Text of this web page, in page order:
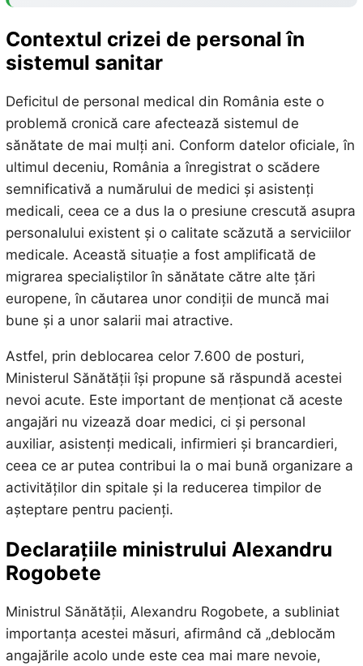
Contextul crizei de personal în
sistemul sanitar
Deficitul de personal medical din România este o
problemă cronică care afectează sistemul de
sănătate de mai mulți ani. Conform datelor oficiale, în
ultimul deceniu, România a înregistrat o scădere
semnificativă a numărului de medici și asistenți
medicali, ceea ce a dus la o presiune crescută asupra
personalului existent și o calitate scăzută a serviciilor
medicale. Această situație a fost amplificată de
migrarea specialiștilor în sănătate către alte țări
europene, în căutarea unor condiții de muncă mai
bune și a unor salarii mai atractive.
Astfel, prin deblocarea celor 7.600 de posturi,
Ministerul Sănătății își propune să răspundă acestei
nevoi acute. Este important de menționat că aceste
angajări nu vizează doar medici, ci și personal
auxiliar, asistenți medicali, infirmieri și brancardieri,
ceea ce ar putea contribui la o mai bună organizare a
activităților din spitale și la reducerea timpilor de
așteptare pentru pacienți.
Declarațiile ministrului Alexandru
Rogobete
Ministrul Sănătății, Alexandru Rogobete, a subliniat
importanța acestei măsuri, afirmând că „deblocăm
angajările acolo unde este cea mai mare nevoie,